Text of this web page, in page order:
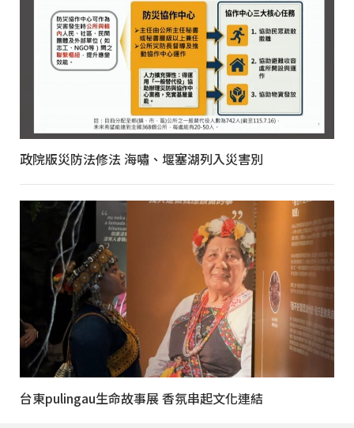
政院版災防法修法 海嘯、堰塞湖列入災害別
台東pulingau生命故事展 香氛串起文化連結